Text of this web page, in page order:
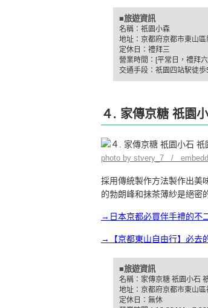
■旅遊資訊
名稱：祇園小森
地址：京都府京都市東山
定休日：禮拜三
營業時間：[平常日，禮拜
交通手段：祇園四站駅徒歩
４. 家傳京糖 祇園
photo by stvery_7 /
採用傳統製作方法製作出美
的勃朗峰和抹茶薄紗是絕密
→日本京都必買伴手禮的不
→【京都東山自由行】必去
■旅遊資訊
名稱：家傳京糖 祇園小石
地址：京都府京都市東山
定休日：無休